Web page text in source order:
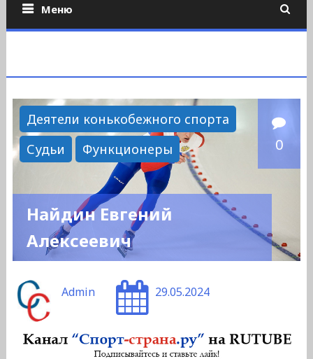
Меню
Деятели конькобежного спорта
Судьи
Функционеры 0
Найдин Евгений
Алексеевич
Admin 29.05.2024